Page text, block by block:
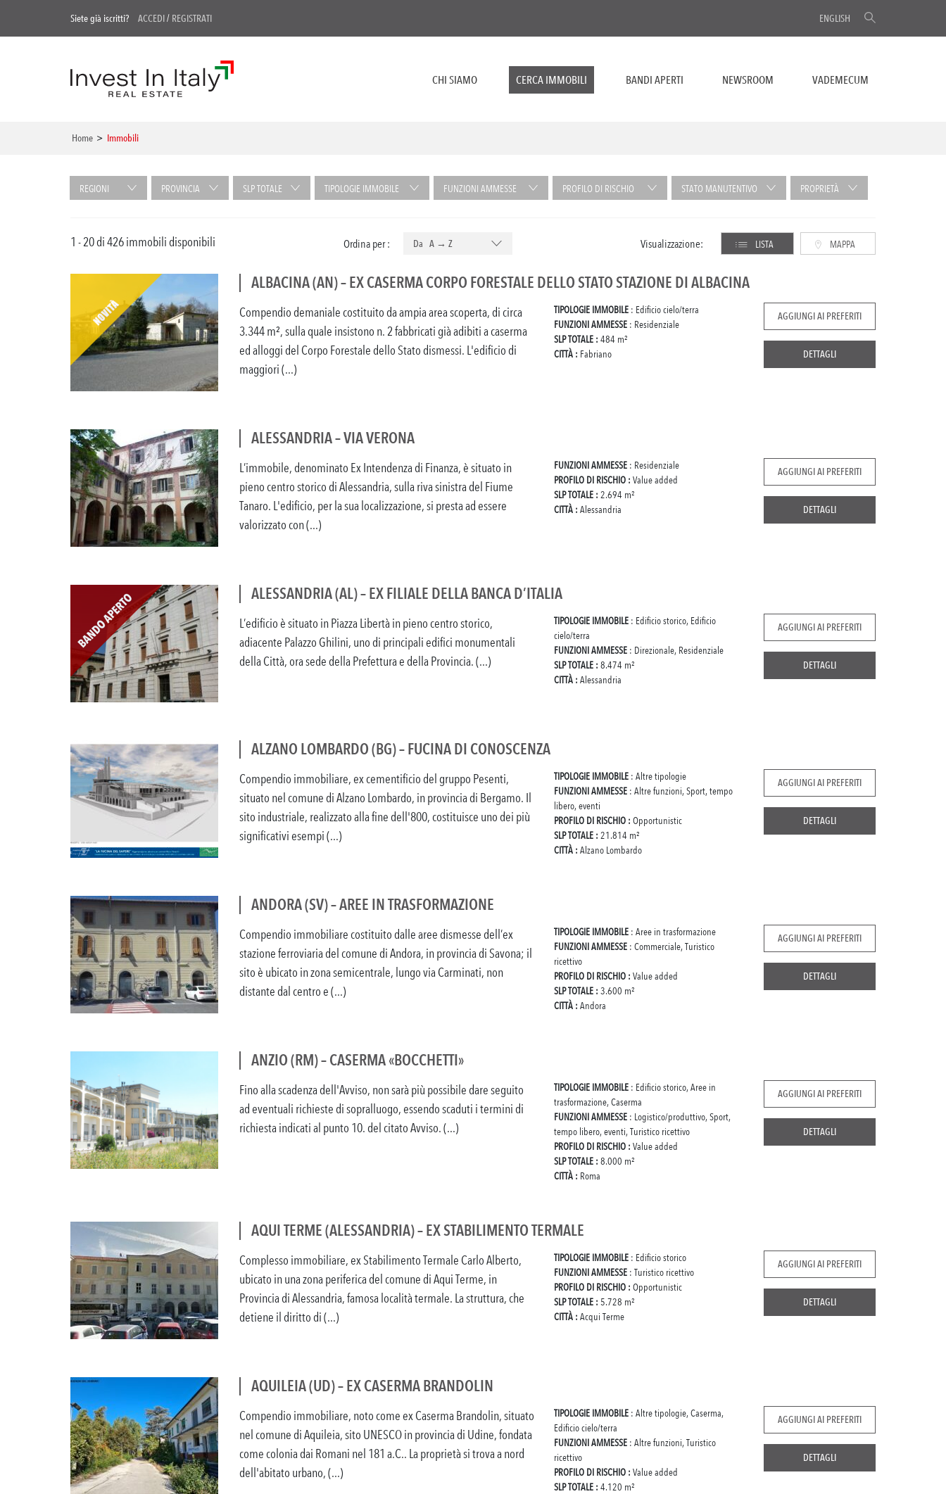
Siete già iscritti? ACCEDI/ REGISTRATI ENGLISH
CHI SIAMO CERCA IMMOBILI BANDI APERTI NEWSROOM VADEMECUM
Home > Immobili
REGIONI PROVINCIA SLP TOTALE TIPOLOGIE IMMOBILE FUNZIONI AMMESSE PROFILO DI RISCHIO STATO MANUTENTIVO PROPRIETÀ
1 - 20 di 426 immobili disponibili Ordina per : Da A → Z Visualizzazione: LISTA MAPPA
ALBACINA (AN) – EX CASERMA CORPO FORESTALE DELLO STATO STAZIONE DI ALBACINA
Compendio demaniale costituito da ampia area scoperta, di circa
3.344 m², sulla quale insistono n. 2 fabbricati già adibiti a caserma
ed alloggi del Corpo Forestale dello Stato dismessi. L'edificio di
maggiori (...)
TIPOLOGIE IMMOBILE : Edificio cielo/terra
FUNZIONI AMMESSE : Residenziale
SLP TOTALE : 484 m²
CITTÀ : Fabriano
AGGIUNGI AI PREFERITI
DETTAGLI
ALESSANDRIA – VIA VERONA
L’immobile, denominato Ex Intendenza di Finanza, è situato in
pieno centro storico di Alessandria, sulla riva sinistra del Fiume
Tanaro. L'edificio, per la sua localizzazione, si presta ad essere
valorizzato con (...)
FUNZIONI AMMESSE : Residenziale
PROFILO DI RISCHIO : Value added
SLP TOTALE : 2.694 m²
CITTÀ : Alessandria
AGGIUNGI AI PREFERITI
DETTAGLI
ALESSANDRIA (AL) – EX FILIALE DELLA BANCA D’ITALIA
L’edificio è situato in Piazza Libertà in pieno centro storico,
adiacente Palazzo Ghilini, uno di principali edifici monumentali
della Città, ora sede della Prefettura e della Provincia. (...)
TIPOLOGIE IMMOBILE : Edificio storico, Edificio
cielo/terra
FUNZIONI AMMESSE : Direzionale, Residenziale
SLP TOTALE : 8.474 m²
CITTÀ : Alessandria
AGGIUNGI AI PREFERITI
DETTAGLI
ALZANO LOMBARDO (BG) – FUCINA DI CONOSCENZA
Compendio immobiliare, ex cementificio del gruppo Pesenti,
situato nel comune di Alzano Lombardo, in provincia di Bergamo. Il
sito industriale, realizzato alla fine dell'800, costituisce uno dei più
significativi esempi (...)
TIPOLOGIE IMMOBILE : Altre tipologie
FUNZIONI AMMESSE : Altre funzioni, Sport, tempo
libero, eventi
PROFILO DI RISCHIO : Opportunistic
SLP TOTALE : 21.814 m²
CITTÀ : Alzano Lombardo
AGGIUNGI AI PREFERITI
DETTAGLI
ANDORA (SV) – AREE IN TRASFORMAZIONE
Compendio immobiliare costituito dalle aree dismesse dell’ex
stazione ferroviaria del comune di Andora, in provincia di Savona; il
sito è ubicato in zona semicentrale, lungo via Carminati, non
distante dal centro e (...)
TIPOLOGIE IMMOBILE : Aree in trasformazione
FUNZIONI AMMESSE : Commerciale, Turistico
ricettivo
PROFILO DI RISCHIO : Value added
SLP TOTALE : 3.600 m²
CITTÀ : Andora
AGGIUNGI AI PREFERITI
DETTAGLI
ANZIO (RM) – CASERMA «BOCCHETTI»
Fino alla scadenza dell'Avviso, non sarà più possibile dare seguito
ad eventuali richieste di sopralluogo, essendo scaduti i termini di
richiesta indicati al punto 10. del citato Avviso. (...)
TIPOLOGIE IMMOBILE : Edificio storico, Aree in
trasformazione, Caserma
FUNZIONI AMMESSE : Logistico/produttivo, Sport,
tempo libero, eventi, Turistico ricettivo
PROFILO DI RISCHIO : Value added
SLP TOTALE : 8.000 m²
CITTÀ : Roma
AGGIUNGI AI PREFERITI
DETTAGLI
AQUI TERME (ALESSANDRIA) – EX STABILIMENTO TERMALE
Complesso immobiliare, ex Stabilimento Termale Carlo Alberto,
ubicato in una zona periferica del comune di Aqui Terme, in
Provincia di Alessandria, famosa località termale. La struttura, che
detiene il diritto di (...)
TIPOLOGIE IMMOBILE : Edificio storico
FUNZIONI AMMESSE : Turistico ricettivo
PROFILO DI RISCHIO : Opportunistic
SLP TOTALE : 5.728 m²
CITTÀ : Acqui Terme
AGGIUNGI AI PREFERITI
DETTAGLI
AQUILEIA (UD) – EX CASERMA BRANDOLIN
Compendio immobiliare, noto come ex Caserma Brandolin, situato
nel comune di Aquileia, sito UNESCO in provincia di Udine, fondata
come colonia dai Romani nel 181 a.C.. La proprietà si trova a nord
dell'abitato urbano, (...)
TIPOLOGIE IMMOBILE : Altre tipologie, Caserma,
Edificio cielo/terra
FUNZIONI AMMESSE : Altre funzioni, Turistico
ricettivo
PROFILO DI RISCHIO : Value added
SLP TOTALE : 4.120 m²
AGGIUNGI AI PREFERITI
DETTAGLI